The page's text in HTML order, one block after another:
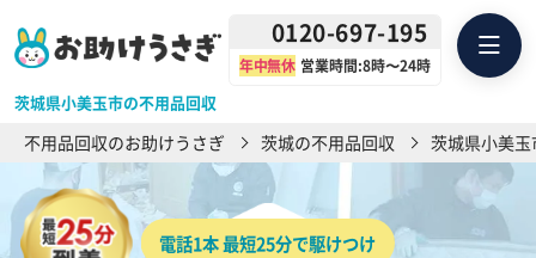
茨城県小美玉市の不用品回収
0120-697-195
年中無休 営業時間:8時〜24時
不用品回収のお助けうさぎ 茨城の不用品回収 茨城県小美
電話1本 最短25分で駆けつけ